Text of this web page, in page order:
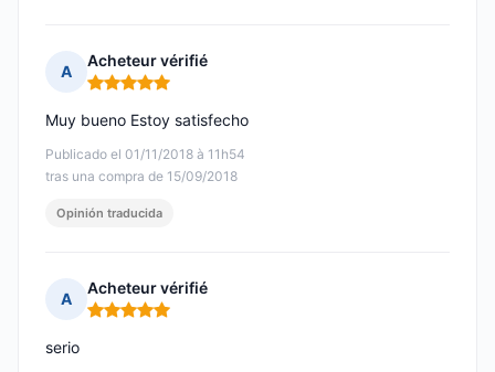
A
Acheteur vérifié
Nota: 5 de 5
Publicado el 01/11/2018 à 11h54
tras una compra de 15/09/2018
Muy bueno Estoy satisfecho
Opinión traducida
A
Acheteur vérifié
Nota: 5 de 5
serio